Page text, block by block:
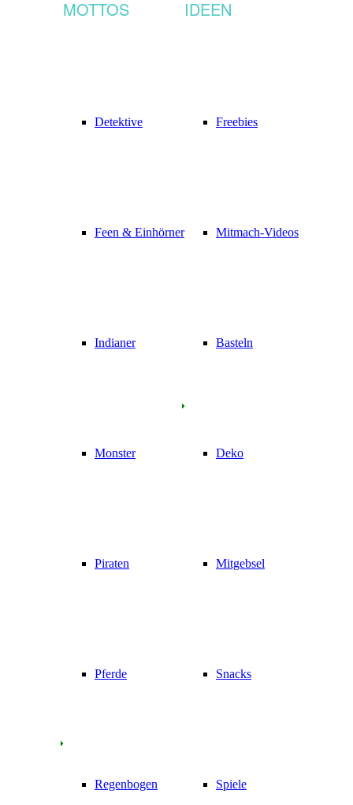
MOTTOS
Detektive
Feen & Einhörner
Indianer
Monster
Piraten
Pferde
Regenbogen
IDEEN
Freebies
Mitmach-Videos
Basteln
Deko
Mitgebsel
Snacks
Spiele